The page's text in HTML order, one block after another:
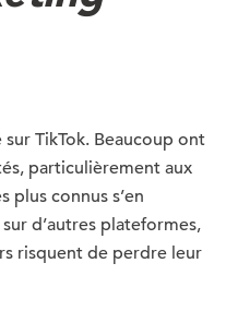
TikTok. Beaucoup ont
particulièrement aux
plus connus s’en
d’autres plateformes,
risquent de perdre leur